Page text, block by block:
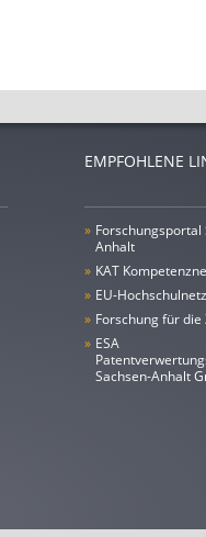
EMPFOHLENE
» Forschungsportal
Anhalt
» KAT
» EU-
» Forschung für die
» ESA
Sachsen-Anhalt